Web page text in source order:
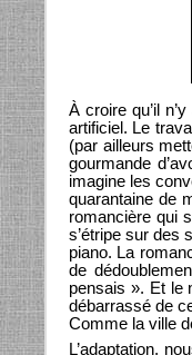
À croire qu’il
artificiel. Le
(par ailleurs
gourmande
imagine les
quarantaine de
romancière qui
s’étripe sur des
piano. La
de
pensais ». Et le
débarrassé de
Comme la ville
L’adaptation,